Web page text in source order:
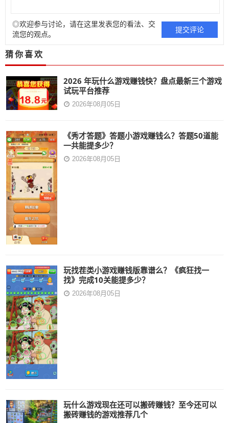
◎欢迎参与讨论，请在这里发表您的看法、交
流您的观点。
猜你喜欢
2026 年玩什么游戏赚钱快？盘点最新三个游戏
试玩平台推荐
2026年08月05日
《秀才答题》答题小游戏赚钱么？答题50道能
一共能提多少？
2026年08月05日
玩找茬类小游戏赚钱版靠谱么？《疯狂找一
找》完成10关能提多少？
2026年08月05日
玩什么游戏现在还可以搬砖赚钱？至今还可以
搬砖赚钱的游戏推荐几个